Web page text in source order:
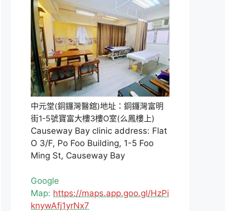
中元堂(銅鑼灣醫舘)地址：銅鑼灣富明
街1-5號寶富大樓3樓O室(么鳳樓上)
Causeway Bay clinic address: Flat
O 3/F, Po Foo Building, 1-5 Foo
Ming St, Causeway Bay
Google
Map: https://maps.app.goo.gl/HzPi
knywAfj1yrNx7